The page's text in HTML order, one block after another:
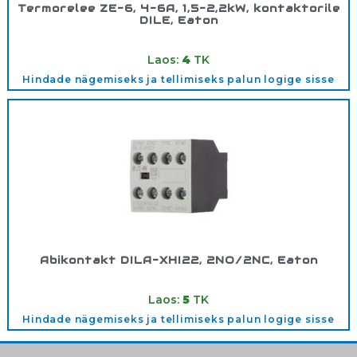
Termorelee ZE-6, 4-6A, 1,5-2,2kW, kontaktorile
DILE, Eaton
Laos: 4 TK
Hindade nägemiseks ja tellimiseks palun logige sisse
Abikontakt DILA-XHI22, 2NO/2NC, Eaton
Laos: 5 TK
Hindade nägemiseks ja tellimiseks palun logige sisse